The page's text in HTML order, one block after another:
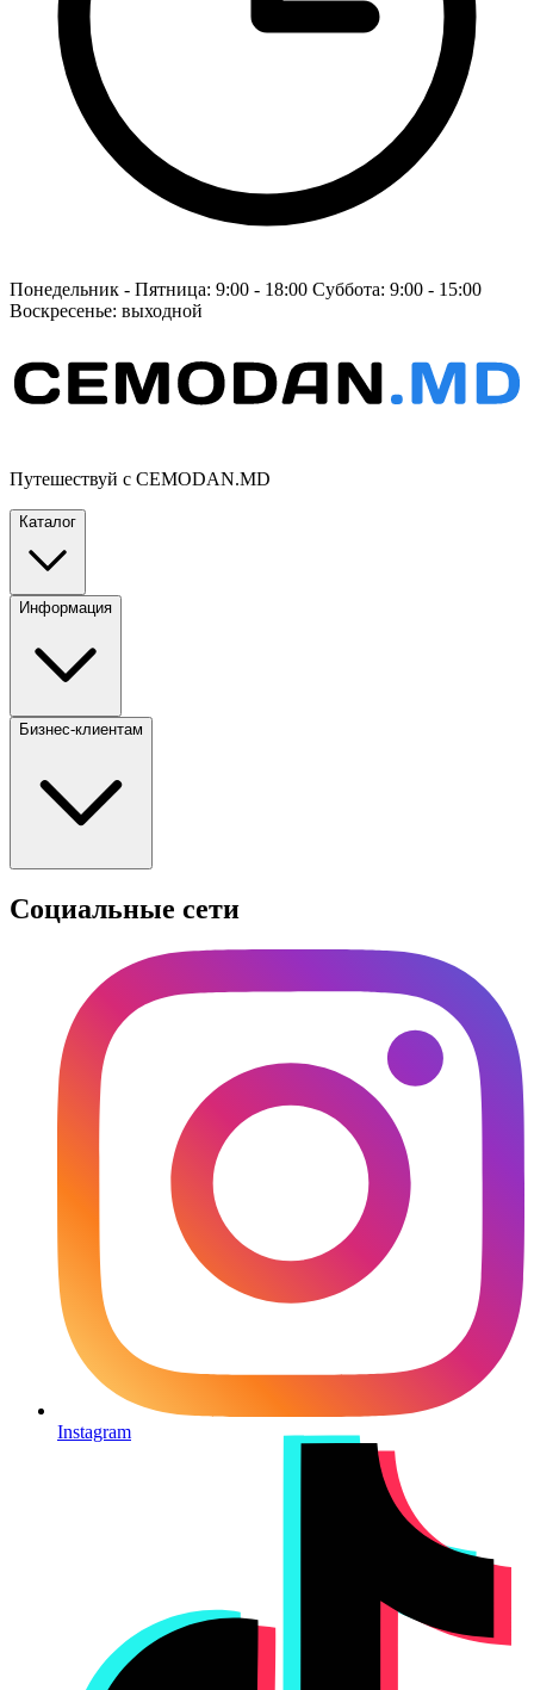
Понедельник - Пятница: 9:00 - 18:00 Суббота: 9:00 - 15:00
Воскресенье: выходной
Путешествуй с CEMODAN.MD
Каталог
Информация
Бизнес-клиентам
Социальные сети
Instagram